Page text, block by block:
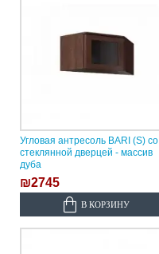
Угловая антресоль BARI (S) со
стеклянной дверцей - массив
дуба
₪2745
В КОРЗИНУ